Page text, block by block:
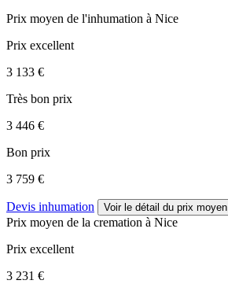
Prix moyen de l'inhumation à Nice
Prix excellent
3 133 €
Très bon prix
3 446 €
Bon prix
3 759 €
Devis inhumation Voir le détail du prix
Prix moyen de la cremation à Nice
Prix excellent
3 231 €